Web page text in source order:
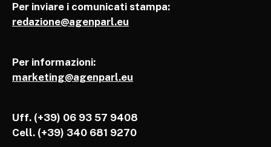
Per inviare i comunicati stampa:
redazione@agenparl.eu
Per informazioni:
marketing@agenparl.eu
Uff. (+39) 06 93 57 9408
Cell. (+39) 340 681 9270